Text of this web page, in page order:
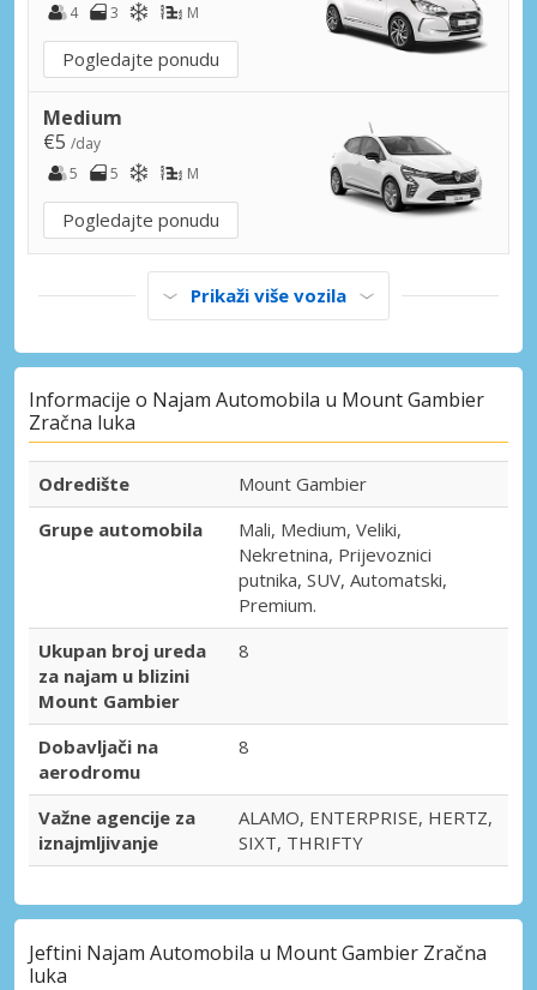
4
3 M
Pogledajte ponudu
Medium
€5 /day
5
5 M
Pogledajte ponudu
Prikaži više vozila
Informacije o Najam Automobila u Mount Gambier
Zračna luka
Odredište
Mount Gambier
Grupe automobila
Mali, Medium, Veliki,
Nekretnina, Prijevoznici
putnika, SUV, Automatski,
Premium.
Ukupan broj ureda
za najam u blizini
Mount Gambier
8
Dobavljači na
aerodromu
8
Važne agencije za
iznajmljivanje
ALAMO, ENTERPRISE, HERTZ,
SIXT, THRIFTY
Jeftini Najam Automobila u Mount Gambier Zračna
luka